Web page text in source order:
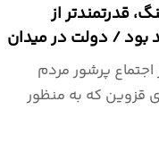
قدرتمندتر از
/ دولت در میدان
پرشور مردم
قزوین که به منظور